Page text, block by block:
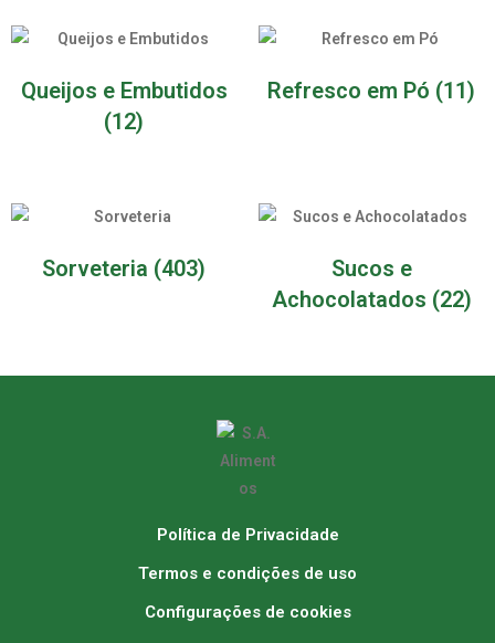
Queijos e Embutidos
(12)
Refresco em Pó (11)
Sorveteria (403)
Sucos e
Achocolatados (22)
Política de Privacidade
Termos e condições de uso
Configurações de cookies